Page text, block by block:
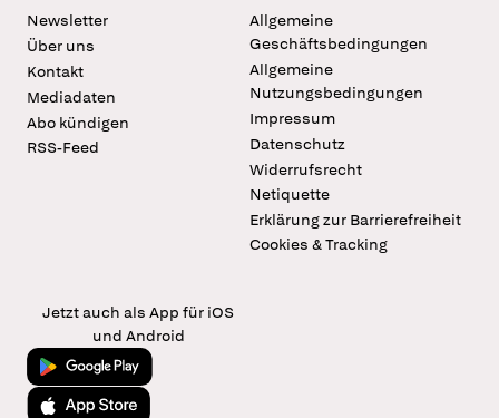
Newsletter
Über uns
Kontakt
Mediadaten
Abo kündigen
RSS-Feed
Allgemeine
Geschäftsbedingungen
Allgemeine
Nutzungsbedingungen
Impressum
Datenschutz
Widerrufsrecht
Netiquette
Erklärung zur Barrierefreiheit
Cookies & Tracking
Jetzt auch als App für iOS
und Android
Jetzt bei Google Play
Laden im App Store